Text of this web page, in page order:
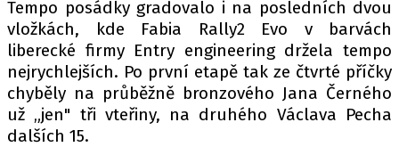
MEZINÁRODNÍ SCÉNA
SLEDUJTE NÁS NA
Máte příběh, fotku nebo video?
Tempo posádky gradovalo i na posledních dvou
vložkách, kde Fabia Rally2 Evo v barvách
liberecké firmy Entry engineering držela tempo
nejrychlejších. Po první etapě tak ze čtvrté příčky
chyběly na průběžně bronzového Jana Černého
už „jen" tři vteřiny, na druhého Václava Pecha
dalších 15.